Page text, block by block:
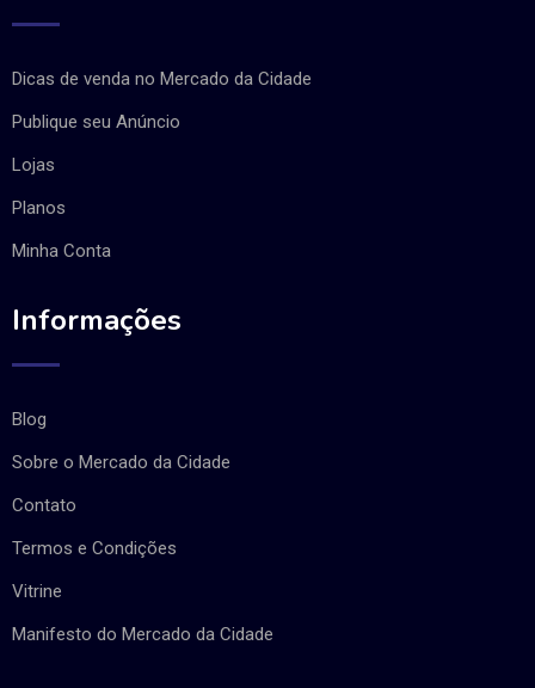
Dicas de venda no Mercado da Cidade
Publique seu Anúncio
Lojas
Planos
Minha Conta
Informações
Blog
Sobre o Mercado da Cidade
Contato
Termos e Condições
Vitrine
Manifesto do Mercado da Cidade